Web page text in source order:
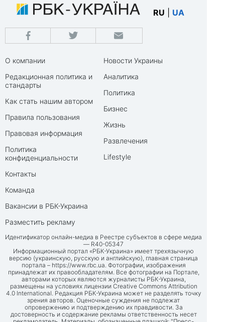
RU UA
О компании
Редакционная политика и
стандарты
Как стать нашим автором
Правила пользования
Правовая информация
Политика
конфиденциальности
Контакты
Команда
Вакансии в РБК-Украина
Разместить рекламу
Новости Украины
Аналитика
Политика
Бизнес
Жизнь
Развлечения
Lifestyle
Идентификатор онлайн-медиа в Реестре субъектов в сфере медиа
— R40-05347
Информационный портал «РБК-Украина» имеет трехязычную
версию (украинскую, русскую и английскую), главная страница
портала – https://www.rbc.ua. Фотографии, изображения
принадлежат их правообладателям. Все фотографии на Портале,
авторами которых являются журналисты РБК-Украина,
размещены на условиях лицензии Creative Commons Attribution
4.0 International. Редакция РБК-Украина может не разделять точку
зрения авторов. Оценочные суждения не подлежат
опровержению и подтверждению их правдивости. За
достоверность и содержание рекламы ответственность несет